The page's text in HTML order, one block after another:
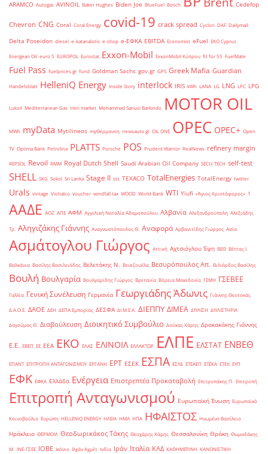
ARAMCO Autogas AVINOIL Baker Hughes Biden Joe BlueFuel Bosch Cedefop
Chevron CNG Coral Coral Energy covid-19 crack spread Cyclon DAF Dailymail
Delta Poseidon diesel e-katanalotis e-shop e-ΕΦΚΑ EBITDA Economist eFuel EKO Cyprus
Energean Oil euro 5 EUROPOL Eurostat Exxon-Mobil ExxonMobil Κύπρου fit for 55 FuelMate
Fuel Pass fuelprices.gr fund Goldman Sachs gov.gr GPS Greek Mafia Guardian
Handelsblatt HelleniQ Energy Inside Story interlock IRIS kWh LANA LG LNG LPC LPG
Lukoil Mediterranean Gas mini market Mohammad Sanusi Barkindo MOTOR OIL
MWh myData Mytilineos myΘέρμανση newsauto.gr OIL ONE OPEC OPEC+ Open
TV Optima Bank Petrolina PLATTS Porsche POS Prudent Warrior RealNews refinery margin
REPSOL Revoil RMM Royal Dutch Shell Saudi Arabian Oil Company SECU-TECH self-test
SHELL SKG Sokol Sri Lanka Stage II sts TEXACO TotalEnergies TotalEnergy twitter
Urals vintage Viohalco voucher windfall tax WOOD World Bank WTI Yiufi «Άγιος Χριστόφορος» ΄1
ΑΑΔΕ ΑΟΖ ΑΠΕ ΑΦΜ Αγγελική Ναταλία Αδαμοπούλου Αλβανία Αλεξανδρούπολη Αλεξιάδης
Τρ. Αληγιζάκης Γιάννης Αναγνωστόπουλος Θ. Αναφορά Αρβανιτίδης Γιώργος Ασία
Ασμάτογλου Γιώργος Αττική Αχτσιόγλου Έφη ΒΕΘ Βέττας Ι.
Βαλκάνια Βασίλης Βασιλειάδης Βελετάκης Ν. Βενεζουέλα Βεσυρόπουλος Απ. Βιλιάρδος Βασίλης
Βουλή Βουλγαρία Βουλγαρίδης Γιώργος Βρετανία Βόρεια Μακεδονία ΓΕΜΗ ΓΣΕΒΕΕ
Γαλλία Γενική Συνέλευση Γερμανία Γεωργιάδης Άδωνις Γιάννης Θεοτοκάς
Δ.Α.Ο.Ε. ΔΑΟΕ ΔΕΗ ΔΕΠΑ Εμπορίας ΔΕΣΦΑ ΔΙ.Μ.Ε.Α. ΔΙΕΠΠΥ ΔΙΜΕΑ ΔΙΥΛΙΣΗ ΔΙΥΛΙΣΤΗΡΙΑ
Δαγούμας Θ. Διαβούλευση Διοικητικό Συμβούλιο Δούκας Χάρης Δρακακάκης Γιάννης
Ε.Ε. ΕΒΕΠ ΕΕ ΕΕΑ ΕΚΟ ΕΛΑΣ ΕΛΙΝΟΙΛ ΕΛΛΑΚΤΩΡ ΕΛΠΕ ΕΛΣΤΑΤ ΕΝΒΕΘ
ΕΠΑΝΤ ΕΠΙΤΡΟΠΗ ΑΝΤΑΓΩΝΙΣΜΟΥ ΕΡΓΑΝΗ ΕΡΤ ΕΣΕΚ ΕΣΠΑ ΕΣΥΔ ΕΤΕΑΕΠ ΕΤΕΚΑ ΕΤΕπ ΕΥΠ
ΕΦΚ ΕΦΚΑ Ελλάδα Ενέργεια Επιστρεπτέα Προκαταβολή Επιτροπάκης Π. Επιτροπή
Επιτροπή Ανταγωνισμού Ευρωπαϊκή Ένωση Ευρωπαϊκό
Κοινοβούλιο Ευρώπη ΗELLENiQ ENERGY ΗΛΕΙΑ ΗΜΑ ΗΠΑ ΗΦΑΙΣΤΟΣ Ηνωμένο Βασίλειο
Ηράκλειο ΘΕΡΜΟΙΛ Θεοδωρικάκος Τάκης Θεοχάρης Χάρης Θεσσαλονίκη Θράκη Θωμαδάκης
Μ. ΙΝΕ-ΓΣΕΕ ΙΟΒΕ Ικόνιο Ιλχάν Αχμέτ Ινδία Ιράν Ιταλία ΚΑΔ ΚΑΘΗΜΕΡΙΝΗ ΚΑΝΟΝΙΣΤΙΚΗ